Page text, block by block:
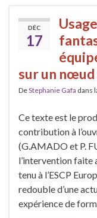
DÉC
17
sur un
DeStephanie Gafa dans
Ce texte est le
contribution à
(G.AMADO et P.
l’intervention faite
tenu à l’ESCP
redouble d’une
expérience de